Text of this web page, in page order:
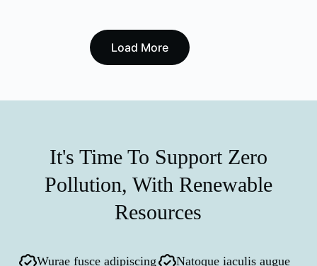
Load More
It's Time To Support Zero
Pollution, With Renewable
Resources
Wurae fusce adipiscing Natoque iaculis augue